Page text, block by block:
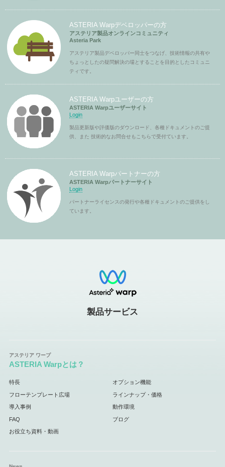
ASTERIA Warpデベロッパーの方
アステリア製品オンラインコミュニティ
Asteria Park
アステリア製品デベロッパー同士をつなげ、技術情報の共有や
ちょっとしたの疑問解決の場とすることを目的としたコミュニ
ティです。
ASTERIA Warpユーザーの方
ASTERIA Warpユーザーサイト
Login
製品更新版や評価版のダウンロード、各種ドキュメントのご提
供、また 技術的なお問合せもこちらで受付ています。
ASTERIA Warpパートナーの方
ASTERIA Warpパートナーサイト
Login
パートナーライセンスの発行や各種ドキュメントのご提供をし
ています。
製品サービス
ASTERIA Warpとは？
特長 オプション機能
フローテンプレート広場 ラインナップ・価格
導入事例 動作環境
FAQ ブログ
お役立ち資料・動画